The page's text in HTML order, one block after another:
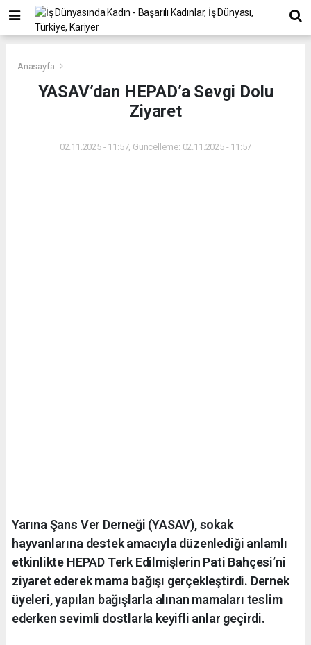
Anasayfa
YASAV’dan HEPAD’a Sevgi Dolu
Ziyaret
02.11.2025 - 11:57, Güncelleme: 02.11.2025 - 11:57
Yarına Şans Ver Derneği (YASAV), sokak
hayvanlarına destek amacıyla düzenlediği anlamlı
etkinlikte HEPAD Terk Edilmişlerin Pati Bahçesi’ni
ziyaret ederek mama bağışı gerçekleştirdi. Dernek
üyeleri, yapılan bağışlarla alınan mamaları teslim
ederken sevimli dostlarla keyifli anlar geçirdi.